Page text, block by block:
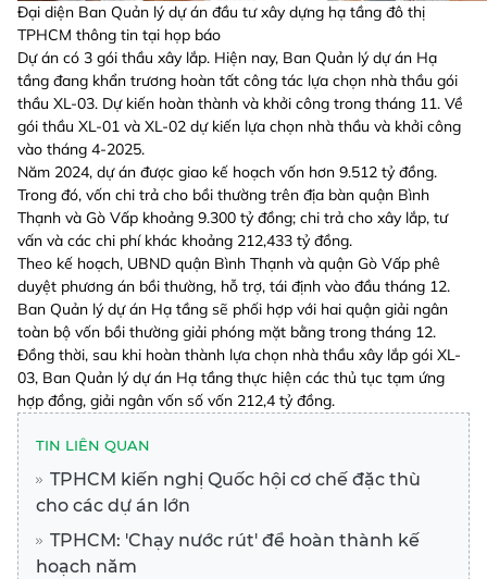
Đại diện Ban Quản lý dự án đầu tư xây dựng hạ tầng đô thị
TPHCM thông tin tại họp báo
Dự án có 3 gói thầu xây lắp. Hiện nay, Ban Quản lý dự án Hạ
tầng đang khẩn trương hoàn tất công tác lựa chọn nhà thầu gói
thầu XL-03. Dự kiến hoàn thành và khởi công trong tháng 11. Về
gói thầu XL-01 và XL-02 dự kiến lựa chọn nhà thầu và khởi công
vào tháng 4-2025.
Năm 2024, dự án được giao kế hoạch vốn hơn 9.512 tỷ đồng.
Trong đó, vốn chi trả cho bồi thường trên địa bàn quận Bình
Thạnh và Gò Vấp khoảng 9.300 tỷ đồng; chi trả cho xây lắp, tư
vấn và các chi phí khác khoảng 212,433 tỷ đồng.
Theo kế hoạch, UBND quận Bình Thạnh và quận Gò Vấp phê
duyệt phương án bồi thường, hỗ trợ, tái định vào đầu tháng 12.
Ban Quản lý dự án Hạ tầng sẽ phối hợp với hai quận giải ngân
toàn bộ vốn bồi thường giải phóng mặt bằng trong tháng 12.
Đồng thời, sau khi hoàn thành lựa chọn nhà thầu xây lắp gói XL-
03, Ban Quản lý dự án Hạ tầng thực hiện các thủ tục tạm ứng
hợp đồng, giải ngân vốn số vốn 212,4 tỷ đồng.
TIN LIÊN QUAN
TPHCM kiến nghị Quốc hội cơ chế đặc thù
cho các dự án lớn
TPHCM: 'Chạy nước rút' để hoàn thành kế
hoạch năm